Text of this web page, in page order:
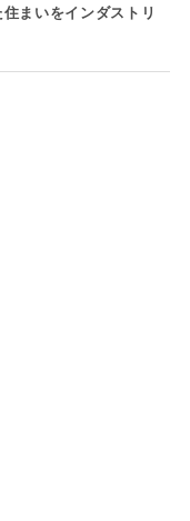
まいをインダストリ